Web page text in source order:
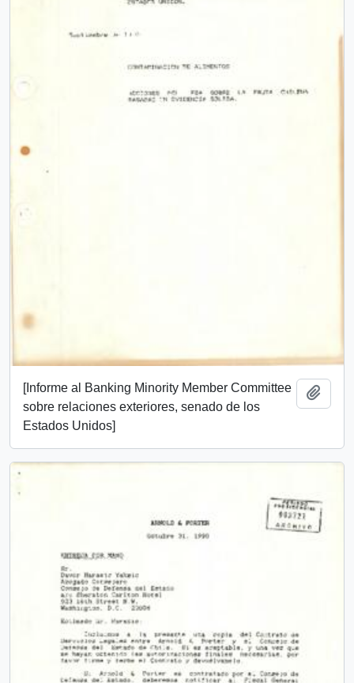
[Informe al Banking Minority Member Committee
sobre relaciones exteriores, senado de los
Estados Unidos]